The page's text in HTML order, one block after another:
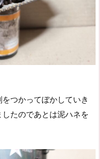
つかってぼかしていき
たのであとは泥ハネを